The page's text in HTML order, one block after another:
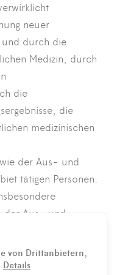
von Drittanbietern,
Details
neuer
und durch die
Medizin, durch
die
die
medizinischen
der Aus- und
tätigen Personen.
der Aus- und
Veranstaltungen